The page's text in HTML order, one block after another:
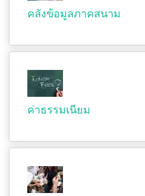
คลังข้อมูลภาคสนาม
ค่าธรรมเนียม